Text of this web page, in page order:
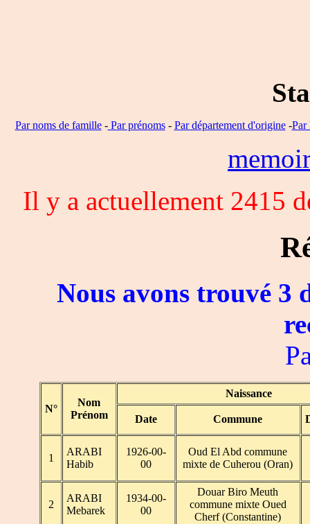
Par noms de famille-Par prénoms- Par département d'origine-Par
Il y a actuellement 2415
Nous avons trouvé 3
N°
Nom
Prénom
Naissance
Date Commune
1
ARABI
Habib
1926-00-
00
Oud El Abd commune
mixte de Cuherou (Oran)
2
ARABI
Mebarek
1934-00-
00
Douar Biro Meuth
commune mixte Oued
Cherf (Constantine)